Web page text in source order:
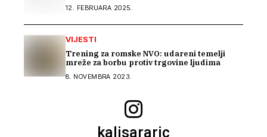
12. FEBRUARA 2025.
VIJESTI
Trening za romske NVO: udareni temelji
mreže za borbu protiv trgovine ljudima
8. NOVEMBRA 2023.
kalisararic